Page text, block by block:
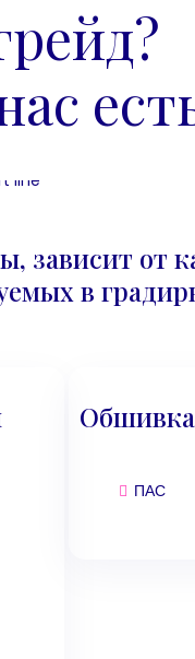
зависит от
в
Обшивка
ПАС